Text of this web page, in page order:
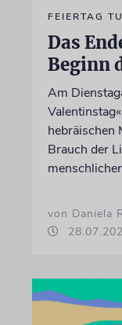
FEIERTAG
Das
Beginn
Am
hebräischen
Brauch der
von Daniela